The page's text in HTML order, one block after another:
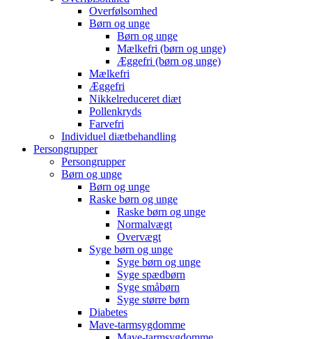
Overfølsomhed
Børn og unge
Børn og unge
Mælkefri (børn og unge)
Æggefri (børn og unge)
Mælkefri
Æggefri
Nikkelreduceret diæt
Pollenkryds
Farvefri
Individuel diætbehandling
Persongrupper
Persongrupper
Børn og unge
Børn og unge
Raske børn og unge
Raske børn og unge
Normalvægt
Overvægt
Syge børn og unge
Syge børn og unge
Syge spædbørn
Syge småbørn
Syge større børn
Diabetes
Mave-tarmsygdomme